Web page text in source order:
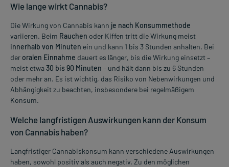
Wie lange wirkt Cannabis?
Die Wirkung von Cannabis kann je nach Konsummethode
variieren. Beim Rauchen oder Kiffen tritt die Wirkung meist
innerhalb von Minuten ein und kann 1 bis 3 Stunden anhalten. Bei
deroralen Einnahme dauert es länger, bis die Wirkung einsetzt –
meist etwa30 bis 90 Minuten – und hält dann bis zu 6 Stunden
oder mehr an. Es ist wichtig, das Risiko von Nebenwirkungen und
Abhängigkeit zu beachten, insbesondere bei regelmäßigem
Konsum.
Welche langfristigen Auswirkungen kann der Konsum
von Cannabis haben?
Langfristiger Cannabiskonsum kann verschiedene Auswirkungen
haben, sowohl positiv als auch negativ. Zu den möglichen